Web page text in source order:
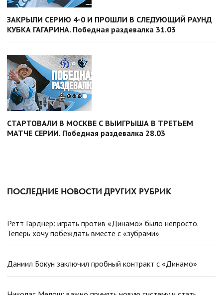
ЗАКРЫЛИ СЕРИЮ 4-0 И ПРОШЛИ В СЛЕДУЮЩИЙ РАУНД
КУБКА ГАГАРИНА. Победная раздевалка 31.03
СТАРТОВАЛИ В МОСКВЕ С ВЫИГРЫША В ТРЕТЬЕМ
МАТЧЕ СЕРИИ. Победная раздевалка 28.03
ПОСЛЕДНИЕ НОВОСТИ ДРУГИХ РУБРИК
Ретт Гарднер: играть против «Динамо» было непросто.
Теперь хочу побеждать вместе с «зубрами»
Даниил Бокун заключил пробный контракт с «Динамо»